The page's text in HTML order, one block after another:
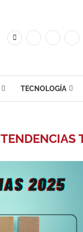
TECNOLOGÍA
TENDENCIAS